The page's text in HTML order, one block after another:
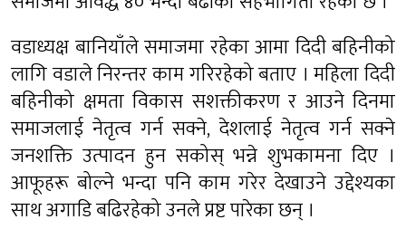
वडाध्यक्ष बानियाँले समाजमा रहेका आमा दिदी बहिनीको
लागि वडाले निरन्तर काम गरिरहेको बताए । महिला दिदी
बहिनीको क्षमता विकास सशक्तीकरण र आउने दिनमा
समाजलाई नेतृत्व गर्न सक्ने, देशलाई नेतृत्व गर्न सक्ने
जनशक्ति उत्पादन हुन सकोस् भन्ने शुभकामना दिए ।
आफूहरू बोल्ने भन्दा पनि काम गरेर देखाउने उद्देश्यका
साथ अगाडि बढिरहेको उनले प्रष्ट पारेका छन् ।